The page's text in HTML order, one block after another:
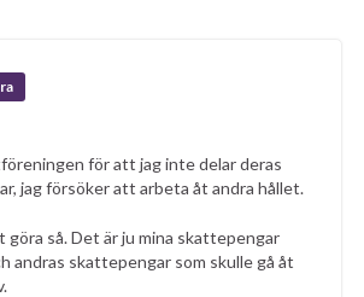
för att jag inte delar deras
jag försöker att arbeta åt andra hållet.
så. Det är ju mina skattepengar
andras skattepengar som skulle gå åt